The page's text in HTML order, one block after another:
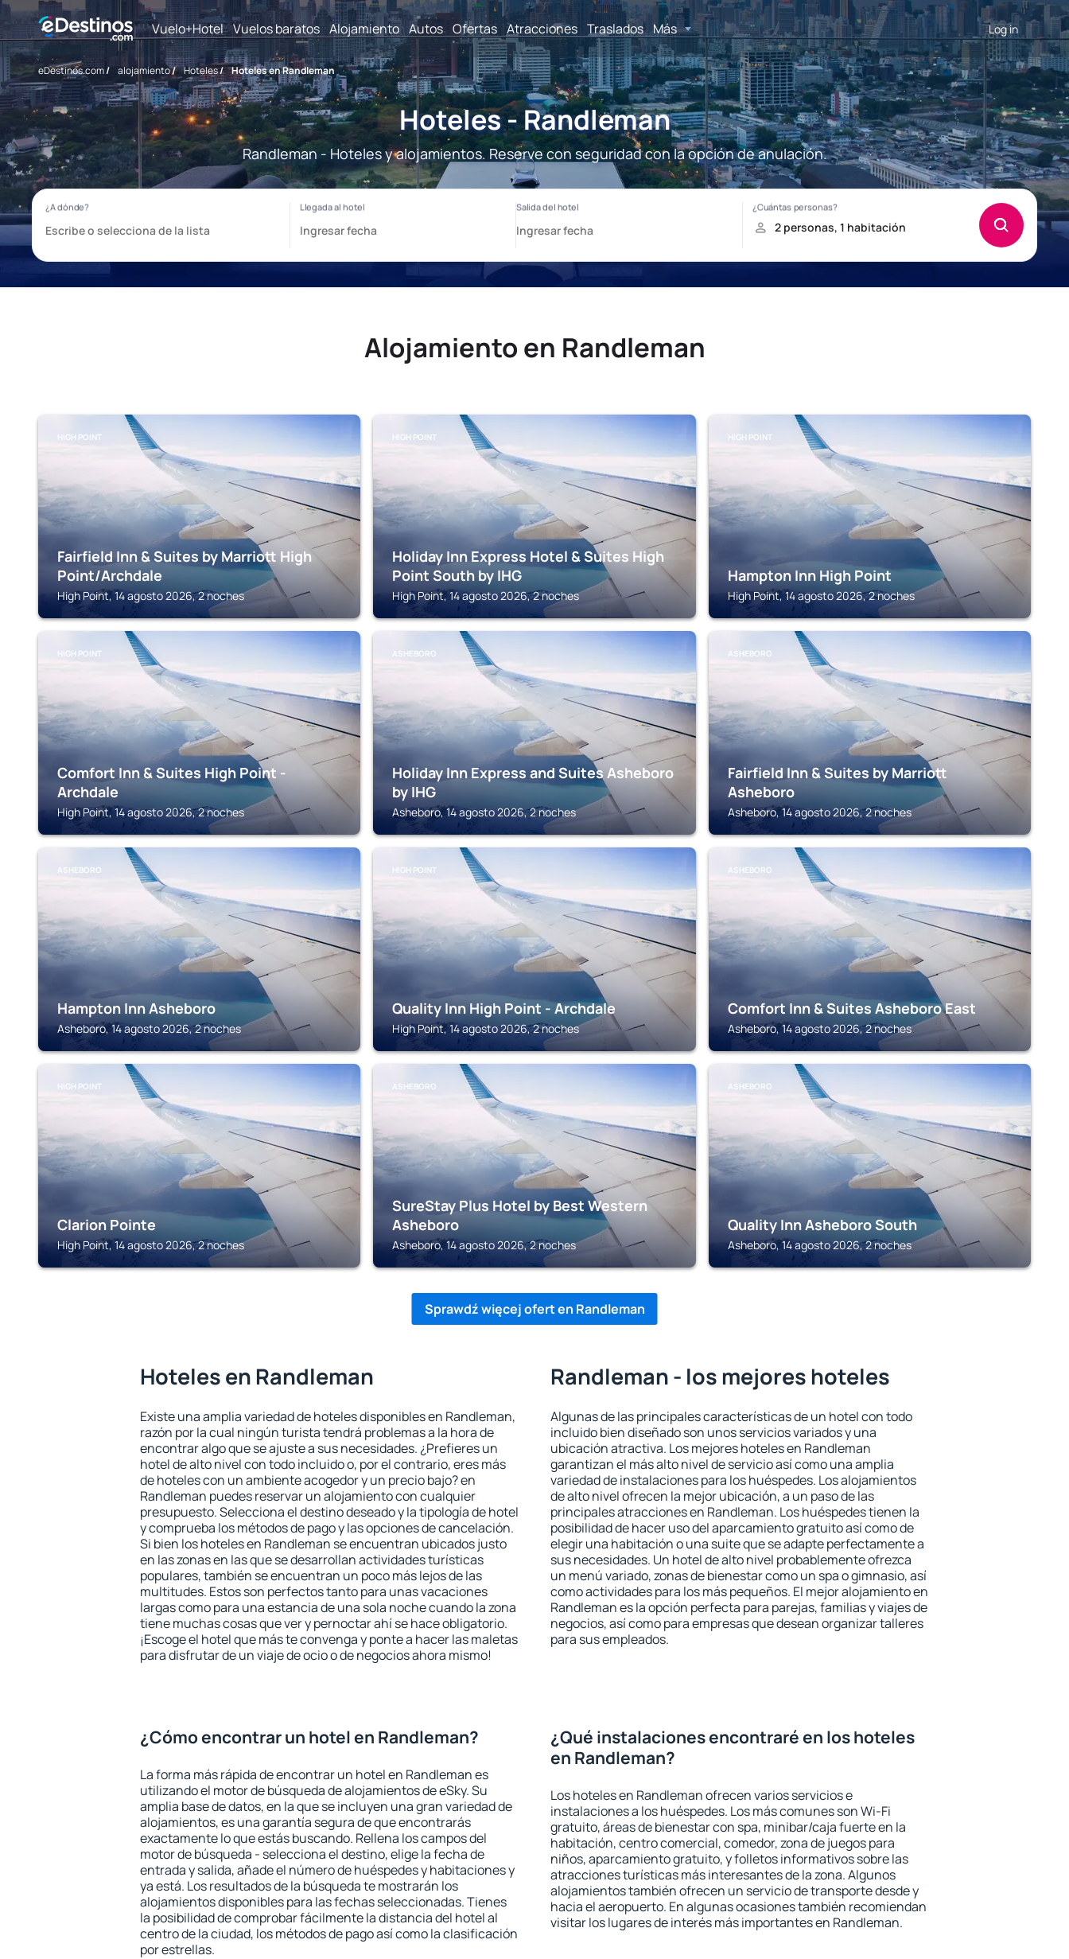
Vuelo+Hotel Vuelos baratos Alojamiento Autos Ofertas Atracciones Traslados Más Log in
eDestinos.com/ alojamiento/ Hoteles/ Hoteles en Randleman
Hoteles - Randleman
Randleman - Hoteles y alojamientos. Reserve con seguridad con la opción de anulación.
Alojamiento en Randleman
HIGH POINT
Fairfield Inn & Suites by Marriott High
Point/Archdale
High Point, 14 agosto 2026, 2 noches
HIGH POINT
Holiday Inn Express Hotel & Suites High
Point South by IHG
High Point, 14 agosto 2026, 2 noches
HIGH POINT
Hampton Inn High Point
High Point, 14 agosto 2026, 2 noches
HIGH POINT
Comfort Inn & Suites High Point -
Archdale
High Point, 14 agosto 2026, 2 noches
ASHEBORO
Holiday Inn Express and Suites Asheboro
by IHG
Asheboro, 14 agosto 2026, 2 noches
ASHEBORO
Fairfield Inn & Suites by Marriott
Asheboro
Asheboro, 14 agosto 2026, 2 noches
ASHEBORO
Hampton Inn Asheboro
Asheboro, 14 agosto 2026, 2 noches
HIGH POINT
Quality Inn High Point - Archdale
High Point, 14 agosto 2026, 2 noches
ASHEBORO
Comfort Inn & Suites Asheboro East
Asheboro, 14 agosto 2026, 2 noches
HIGH POINT
Clarion Pointe
High Point, 14 agosto 2026, 2 noches
ASHEBORO
SureStay Plus Hotel by Best Western
Asheboro
Asheboro, 14 agosto 2026, 2 noches
ASHEBORO
Quality Inn Asheboro South
Asheboro, 14 agosto 2026, 2 noches
Sprawdź więcej ofert en Randleman
Hoteles en Randleman
Existe una amplia variedad de hoteles disponibles en Randleman,
razón por la cual ningún turista tendrá problemas a la hora de
encontrar algo que se ajuste a sus necesidades. ¿Prefieres un
hotel de alto nivel con todo incluido o, por el contrario, eres más
de hoteles con un ambiente acogedor y un precio bajo? en
Randleman puedes reservar un alojamiento con cualquier
presupuesto. Selecciona el destino deseado y la tipología de hotel
y comprueba los métodos de pago y las opciones de cancelación.
Si bien los hoteles en Randleman se encuentran ubicados justo
en las zonas en las que se desarrollan actividades turísticas
populares, también se encuentran un poco más lejos de las
multitudes. Estos son perfectos tanto para unas vacaciones
largas como para una estancia de una sola noche cuando la zona
tiene muchas cosas que ver y pernoctar ahí se hace obligatorio.
¡Escoge el hotel que más te convenga y ponte a hacer las maletas
para disfrutar de un viaje de ocio o de negocios ahora mismo!
Randleman - los mejores hoteles
Algunas de las principales características de un hotel con todo
incluido bien diseñado son unos servicios variados y una
ubicación atractiva. Los mejores hoteles en Randleman
garantizan el más alto nivel de servicio así como una amplia
variedad de instalaciones para los huéspedes. Los alojamientos
de alto nivel ofrecen la mejor ubicación, a un paso de las
principales atracciones en Randleman. Los huéspedes tienen la
posibilidad de hacer uso del aparcamiento gratuito así como de
elegir una habitación o una suite que se adapte perfectamente a
sus necesidades. Un hotel de alto nivel probablemente ofrezca
un menú variado, zonas de bienestar como un spa o gimnasio, así
como actividades para los más pequeños. El mejor alojamiento en
Randleman es la opción perfecta para parejas, familias y viajes de
negocios, así como para empresas que desean organizar talleres
para sus empleados.
¿Cómo encontrar un hotel en Randleman?
La forma más rápida de encontrar un hotel en Randleman es
utilizando el motor de búsqueda de alojamientos de eSky. Su
amplia base de datos, en la que se incluyen una gran variedad de
alojamientos, es una garantía segura de que encontrarás
exactamente lo que estás buscando. Rellena los campos del
motor de búsqueda - selecciona el destino, elige la fecha de
entrada y salida, añade el número de huéspedes y habitaciones y
ya está. Los resultados de la búsqueda te mostrarán los
alojamientos disponibles para las fechas seleccionadas. Tienes
la posibilidad de comprobar fácilmente la distancia del hotel al
centro de la ciudad, los métodos de pago así como la clasificación
por estrellas.
¿Qué instalaciones encontraré en los hoteles
en Randleman?
Los hoteles en Randleman ofrecen varios servicios e
instalaciones a los huéspedes. Los más comunes son Wi-Fi
gratuito, áreas de bienestar con spa, minibar/caja fuerte en la
habitación, centro comercial, comedor, zona de juegos para
niños, aparcamiento gratuito, y folletos informativos sobre las
atracciones turísticas más interesantes de la zona. Algunos
alojamientos también ofrecen un servicio de transporte desde y
hacia el aeropuerto. En algunas ocasiones también recomiendan
visitar los lugares de interés más importantes en Randleman.